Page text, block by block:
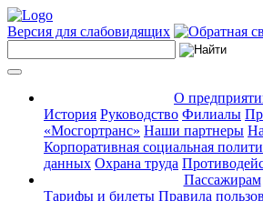
Версия для слабовидящих
О
История Руководство Филиалы
«Мосгортранс» Наши партнеры
Корпоративная социальная
данных Охрана труда
Пассажирам
Тарифы и билеты Правила